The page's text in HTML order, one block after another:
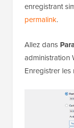
enregistrant
permalink.
Allez dans
administration
Enregistrer